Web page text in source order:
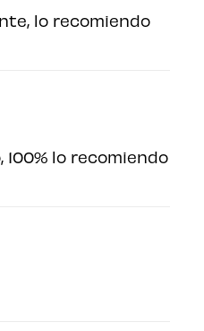
lo recomiendo
lo recomiendo